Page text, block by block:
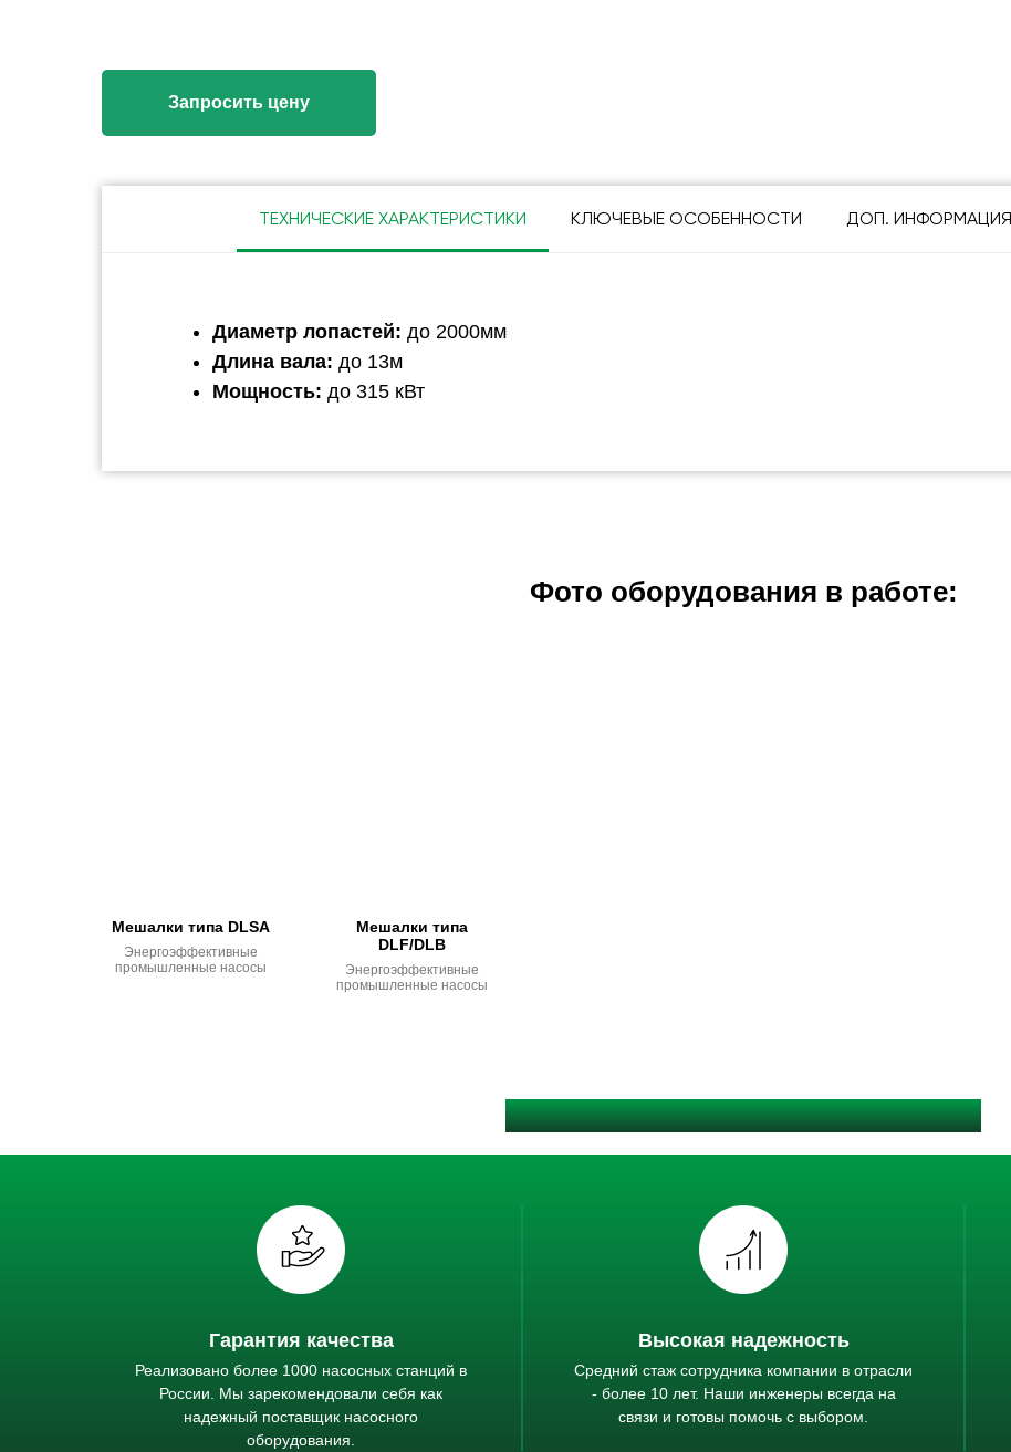
Запросить цену
ТЕХНИЧЕСКИЕ ХАРАКТЕРИСТИКИ КЛЮЧЕВЫЕ ОСОБЕННОСТИ ДОП. ИНФОРМАЦИЯ
Диаметр лопастей: до 2000мм
Длина вала: до 13м
Мощность: до 315 кВт
Фото оборудования в работе:
Мешалки типа DLSA
Энергоэффективные
промышленные насосы
Мешалки типа
DLF/DLB
Энергоэффективные
промышленные насосы
Почему мы выбираем SPARTEQ?
Гарантия качества
Реализовано более 1000 насосных станций в
России. Мы зарекомендовали себя как
надежный поставщик насосного
оборудования.
Высокая надежность
Средний стаж сотрудника компании в отрасли
- более 10 лет. Наши инженеры всегда на
связи и готовы помочь с выбором.